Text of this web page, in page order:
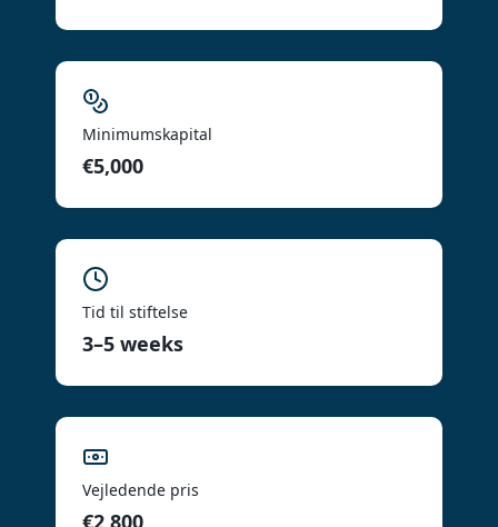
Minimumskapital
€5,000
Tid til stiftelse
3–5 weeks
Vejledende pris
€2,800